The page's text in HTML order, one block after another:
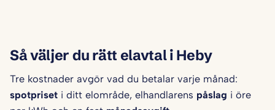
Så väljer du rätt elavtal i Heby
Tre kostnader avgör vad du betalar varje månad:
spotpriset i ditt elområde, elhandlarens påslag i öre